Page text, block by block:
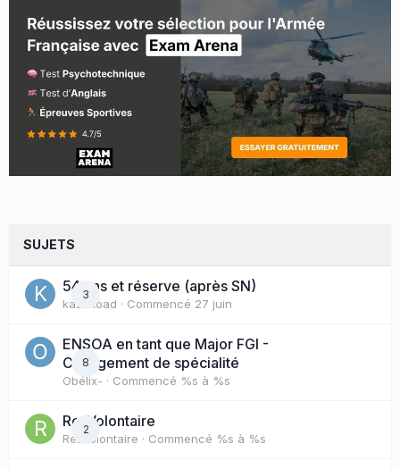
SUJETS
3
54 ans et réserve (après SN)
kazhkoad · Commencé 27 juin
8
ENSOA en tant que Major FGI -
Changement de spécialité
Obélix- · Commencé %s à %s
2
ResVolontaire
ResVolontaire · Commencé %s à %s